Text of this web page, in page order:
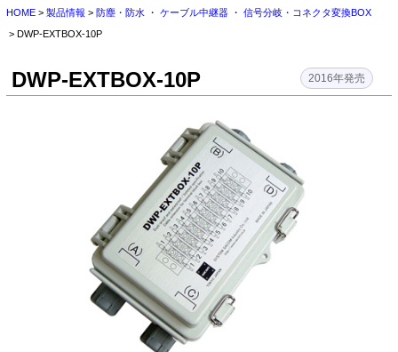
HOME
各種ダウンロード
お客様サポート
会社情報
お問い合わせ
HOME> 製品情報 > 防塵・防水 ・ ケーブル中継器・ 信号分岐・コネクタ変換BOX
> DWP-EXTBOX-10P
DWP-EXTBOX-10P 2016年発売